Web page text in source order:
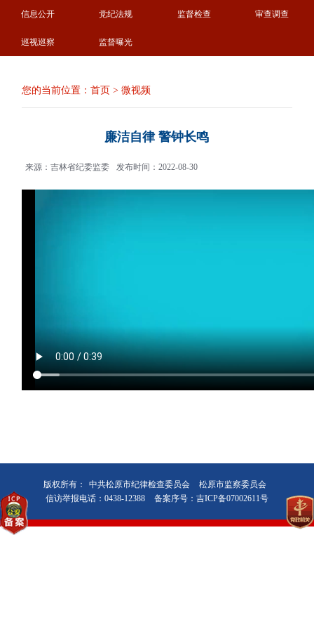
信息公开 党纪法规 监督检查 审查调查
巡视巡察 监督曝光
您的当前位置：首页 >微视频
廉洁自律 警钟长鸣
来源：吉林省纪委监委 发布时间：2022-08-30
版权所有： 中共松原市纪律检查委员会
松原市监察委员会
信访举报电话：0438-12388
备案序号：吉ICP备07002611号